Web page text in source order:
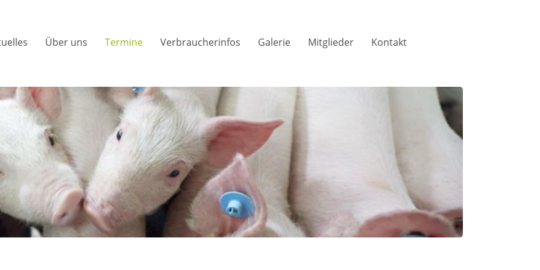
Über uns Termine Verbraucherinfos Galerie Mitglieder Kontakt